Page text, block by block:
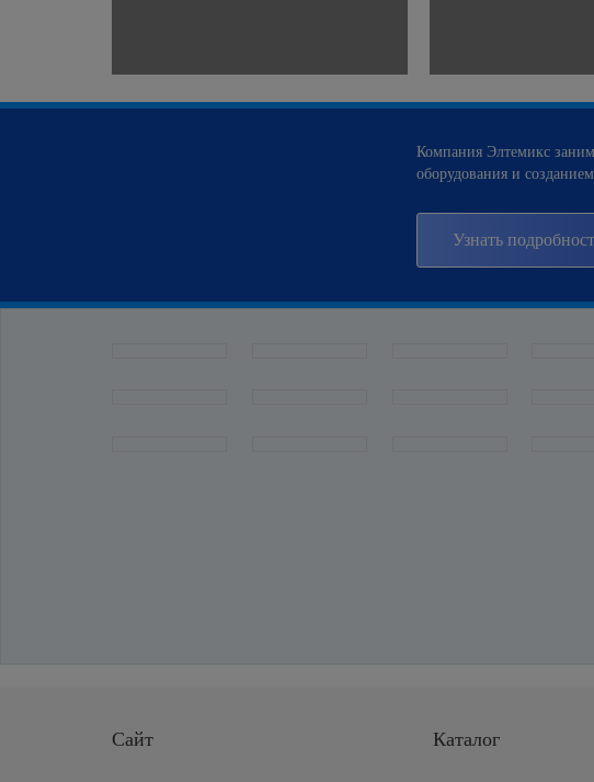
Компания Элтемикс
оборудования и
Узнать
Сайт Каталог